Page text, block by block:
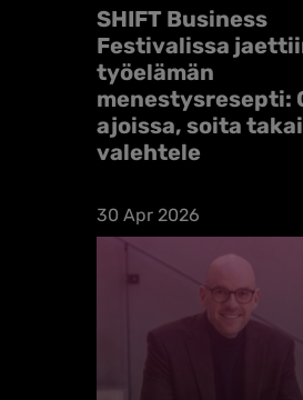
SHIFT Business
Festivalissa
työelämän
menestysresepti:
ajoissa, soita
valehtele
30 Apr 2026